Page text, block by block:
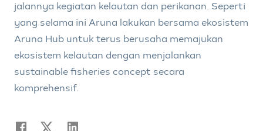
jalannya kegiatan kelautan dan perikanan. Seperti
yang selama ini Aruna lakukan bersama ekosistem
Aruna Hub untuk terus berusaha memajukan
ekosistem kelautan dengan menjalankan
sustainable fisheries concept secara
komprehensif.